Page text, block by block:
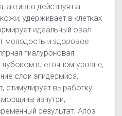
активно действуя на
удерживает в клетках
идеальный овал
молодость и здоровое
гиалуроновая
клеточном уровне,
слои эпидермиса,
стимулирует выработку
морщины изнутри,
результат. Алоэ